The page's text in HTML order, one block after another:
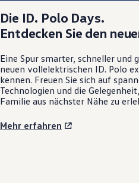
Die ID. Polo Days.
Entdecken Sie den
Eine Spur smarter, schneller und
neuen vollelektrischen ID. Polo
kennen. Freuen Sie sich auf
Technologien und die
Familie aus nächster Nähe zu
Mehr erfahren